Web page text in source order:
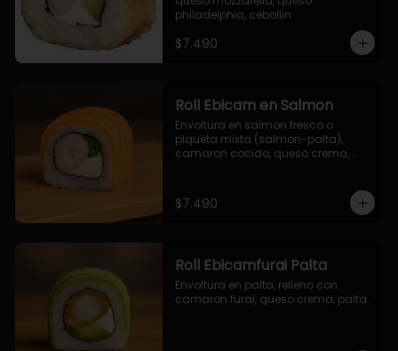
philadelphia, cebollin.
$7.490
Roll Ebicam en Salmon
Envoltura en salmon fresco o
plqueta mixta (salmon-palta),
camaron cocido, queso crema,
$7.490
Roll Ebicamfurai Palta
Envoltura en palta, relleno con
camaron furai, queso crema, palta.